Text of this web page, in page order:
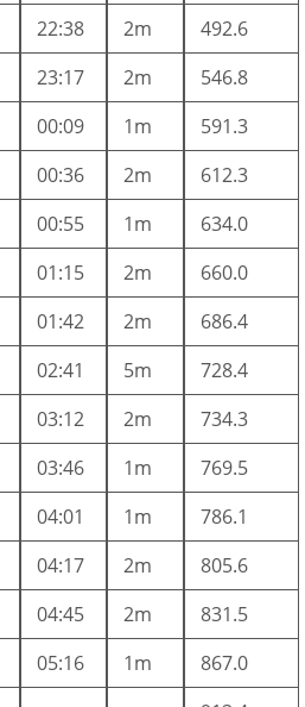
22:38 2m
492.6
23:17 2m
546.8
00:09 1m
591.3
00:36 2m
612.3
00:55 1m
634.0
01:15 2m
660.0
01:42 2m
686.4
02:41 5m
728.4
03:12 2m
734.3
03:46 1m
769.5
04:01 1m
786.1
04:17 2m
805.6
04:45 2m
831.5
05:16 1m
867.0